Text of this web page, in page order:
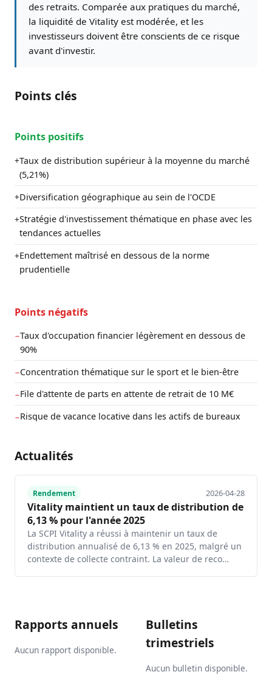
des retraits. Comparée aux pratiques du marché,
la liquidité de Vitality est modérée, et les
investisseurs doivent être conscients de ce risque
avant d'investir.
Points clés
Points positifs
+Taux de distribution supérieur à la moyenne du marché
(5,21%)
+Diversification géographique au sein de l'OCDE
+Stratégie d'investissement thématique en phase avec les
tendances actuelles
+Endettement maîtrisé en dessous de la norme
prudentielle
Points négatifs
−Taux d'occupation financier légèrement en dessous de
90%
−Concentration thématique sur le sport et le bien-être
−File d'attente de parts en attente de retrait de 10 M€
−Risque de vacance locative dans les actifs de bureaux
Actualités
Rendement 2026-04-28
Vitality maintient un taux de distribution de
6,13 % pour l'année 2025
La SCPI Vitality a réussi à maintenir un taux de
distribution annualisé de 6,13 % en 2025, malgré un
contexte de collecte contraint. La valeur de reco…
Rapports annuels
Aucun rapport disponible.
Bulletins
trimestriels
Aucun bulletin disponible.